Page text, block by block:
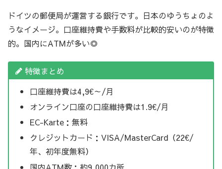
ドイツの郵便局が運営する銀行です。日本のゆうちょのよ
うなイメージ。口座維持費や手数料が比較的安いのが特徴
的。国内にATMが多い◎
特徴まとめ
口座維持費は4,9€～/月
オンライン口座の口座維持費は1.9€/月
EC-Karte：無料
クレジットカード：VISA/MasterCard（22€/
年、初年度無料）
国内ATM数：約9,000カ所